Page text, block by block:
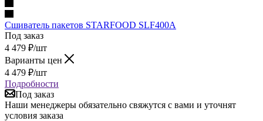
Сшиватель пакетов STARFOOD SLF400A
Под заказ
4 479 ₽/шт
Варианты цен
4 479 ₽/шт
Подробности
Под заказ
Наши менеджеры обязательно свяжутся с вами и уточнят
условия заказа